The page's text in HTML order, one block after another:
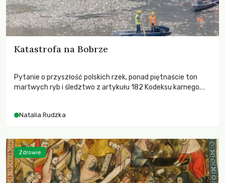
Katastrofa na Bobrze
Pytanie o przyszłość polskich rzek, ponad piętnaście ton
martwych ryb i śledztwo z artykułu 182 Kodeksu karnego.
zdarzeń prowadzących do biologicznej śmierci rzeki.
Natalia Rudzka
Zdrowie